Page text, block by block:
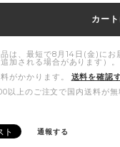
カー
は、最短で8月14日(金)にお
加される場合があります）。
がかかります。
送料を確認
以上のご注文で国内送料が無
通報する